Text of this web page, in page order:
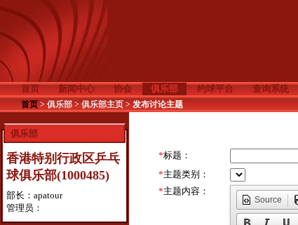
首页 新闻中心 协会 俱乐部 约球平台 查询系统
首页>俱乐部>俱乐部主页>发布讨论主题
俱乐部
香港特别行政区乒乓
球俱乐部(1000485)
部长：apatour
管理员：
*标题：
*主题类别：
*主题内容：
Source